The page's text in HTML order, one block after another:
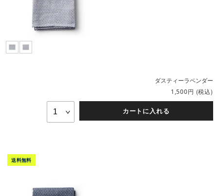
ダスティーラベンダー
1,500円 (税込)
カートに入れる